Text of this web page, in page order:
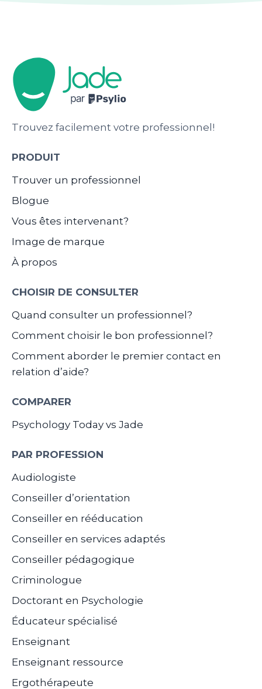
Trouvez facilement votre professionnel!
PRODUIT
Trouver un professionnel
Blogue
Vous êtes intervenant?
Image de marque
À propos
CHOISIR DE CONSULTER
Quand consulter un professionnel?
Comment choisir le bon professionnel?
Comment aborder le premier contact en
relation d’aide?
COMPARER
Psychology Today vs Jade
PAR PROFESSION
Audiologiste
Conseiller d’orientation
Conseiller en rééducation
Conseiller en services adaptés
Conseiller pédagogique
Criminologue
Doctorant en Psychologie
Éducateur spécialisé
Enseignant
Enseignant ressource
Ergothérapeute